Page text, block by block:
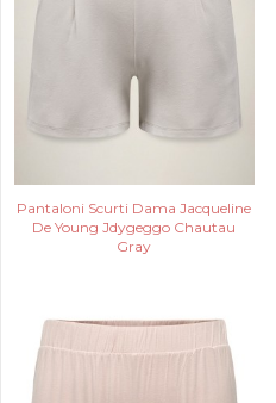
Pantaloni Scurti Dama Jacqueline
De Young Jdygeggo Chautau
Gray